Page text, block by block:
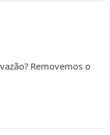
Removemos o